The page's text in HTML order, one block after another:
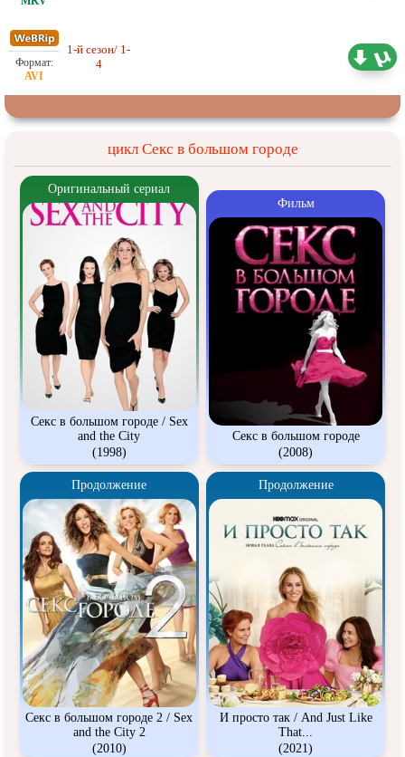
1-й сезон/ 1-
4
цикл Секс в большом городе
Оригинальный сериал
Секс в большом городе / Sex
and the City
(1998)
Фильм
Секс в большом городе
(2008)
Продолжение
Секс в большом городе 2 / Sex
and the City 2
(2010)
Продолжение
И просто так / And Just Like
That...
(2021)